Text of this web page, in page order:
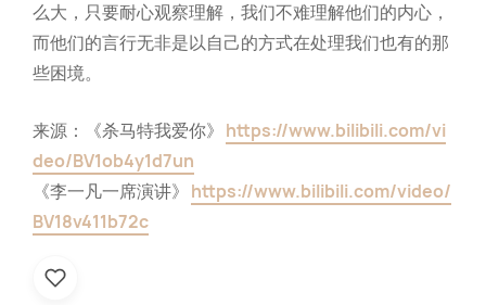
么大，只要耐心观察理解，我们不难理解他们的内心，
而他们的言行无非是以自己的方式在处理我们也有的那
些困境。
来源：《杀马特我爱你》 https://www.bilibili.com/vi
deo/BV1ob4y1d7un
《李一凡一席演讲》 https://www.bilibili.com/video/
BV18v411b72c